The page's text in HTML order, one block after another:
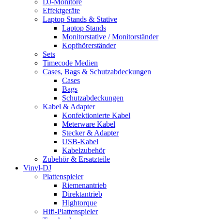
DJ-Monitore
Effektgeräte
Laptop Stands & Stative
Laptop Stands
Monitorstative / Monitorständer
Kopfhörerständer
Sets
Timecode Medien
Cases, Bags & Schutzabdeckungen
Cases
Bags
Schutzabdeckungen
Kabel & Adapter
Konfektionierte Kabel
Meterware Kabel
Stecker & Adapter
USB-Kabel
Kabelzubehör
Zubehör & Ersatzteile
Vinyl-DJ
Plattenspieler
Riemenantrieb
Direktantrieb
Hightorque
Hifi-Plattenspieler